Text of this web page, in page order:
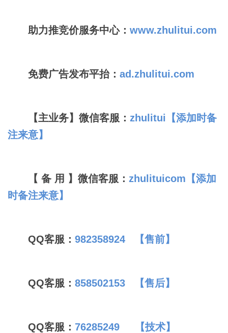
助力推竞价服务中心： www.zhulitui.com
免费广告发布平抬： ad.zhulitui.com
【主业务】微信客服： zhulitui【添加时备
注来意】
【 备 用 】微信客服： zhulituicom【添加
时备注来意】
QQ客服： 982358924 【售前】
QQ客服： 858502153 【售后】
QQ客服： 76285249 【技术】